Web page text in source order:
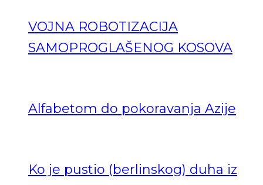
VOJNA ROBOTIZACIJA
SAMOPROGLAŠENOG KOSOVA
Alfabetom do pokoravanja Azije
Ko je pustio (berlinskog) duha iz